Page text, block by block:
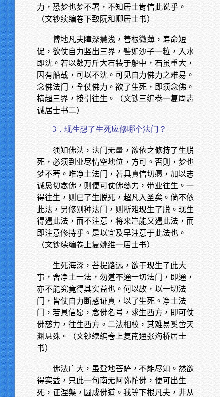
力，恐梦也梦不署，不知居士肯信此说乎。
（文钞续编卷下致阮和卿居士书）
博地凡夫障深慧浅，善根微薄，寿命短
促，欲仗自力竖出三界，譬如沙子一粒，入水
即沈。若以数万斤大石装于船中，石虽重大，
因有船载，可以不沈。可见自力佛力之难易。
念佛法门，全仗佛力。欲了生死，即须念佛。
横超三界，接引往生。（文钞三编卷一复周志
诚居士书二）
3．现生想了生死应修哪个法门？
须知佛法，法门无量，欲依之修持了生脱
死，必须到业尽情空地位，方可。否则，梦也
梦不著。唯净土法门，若具真信切愿，加以志
诚恳切念佛，则便可仗佛慈力，带业往生。一
得往生，则已了生脱死，超凡入圣矣。倘不依
此法，另修别种法门，则断难现生了脱。现生
得遇此法，而不注意，将来岂能又遇此法，而
即注意修持乎。是以宜及早注意于此法也。
（文钞续编卷上复姚维一居士书）
生死海深，菩提路远，欲于现生了此大
事，舍净土一法，勿道不通一切法门，即通，
亦不能究竟得其实益也。何以故，以一切法
门，皆仗自力断惑证真，以了生死。净土法
门，若具信愿，念佛名号，求生西方，即可仗
佛慈力，往生西方。二法相校，其难易奚啻天
渊悬殊。（文钞续编卷上复南通张海桥居士
书）
佛法广大，虽登地菩萨，不能尽知。然欲
得实益，只此一句南无阿弥陀佛，便可出生
死，证涅槃，圆成佛道。我等下根凡夫，非从